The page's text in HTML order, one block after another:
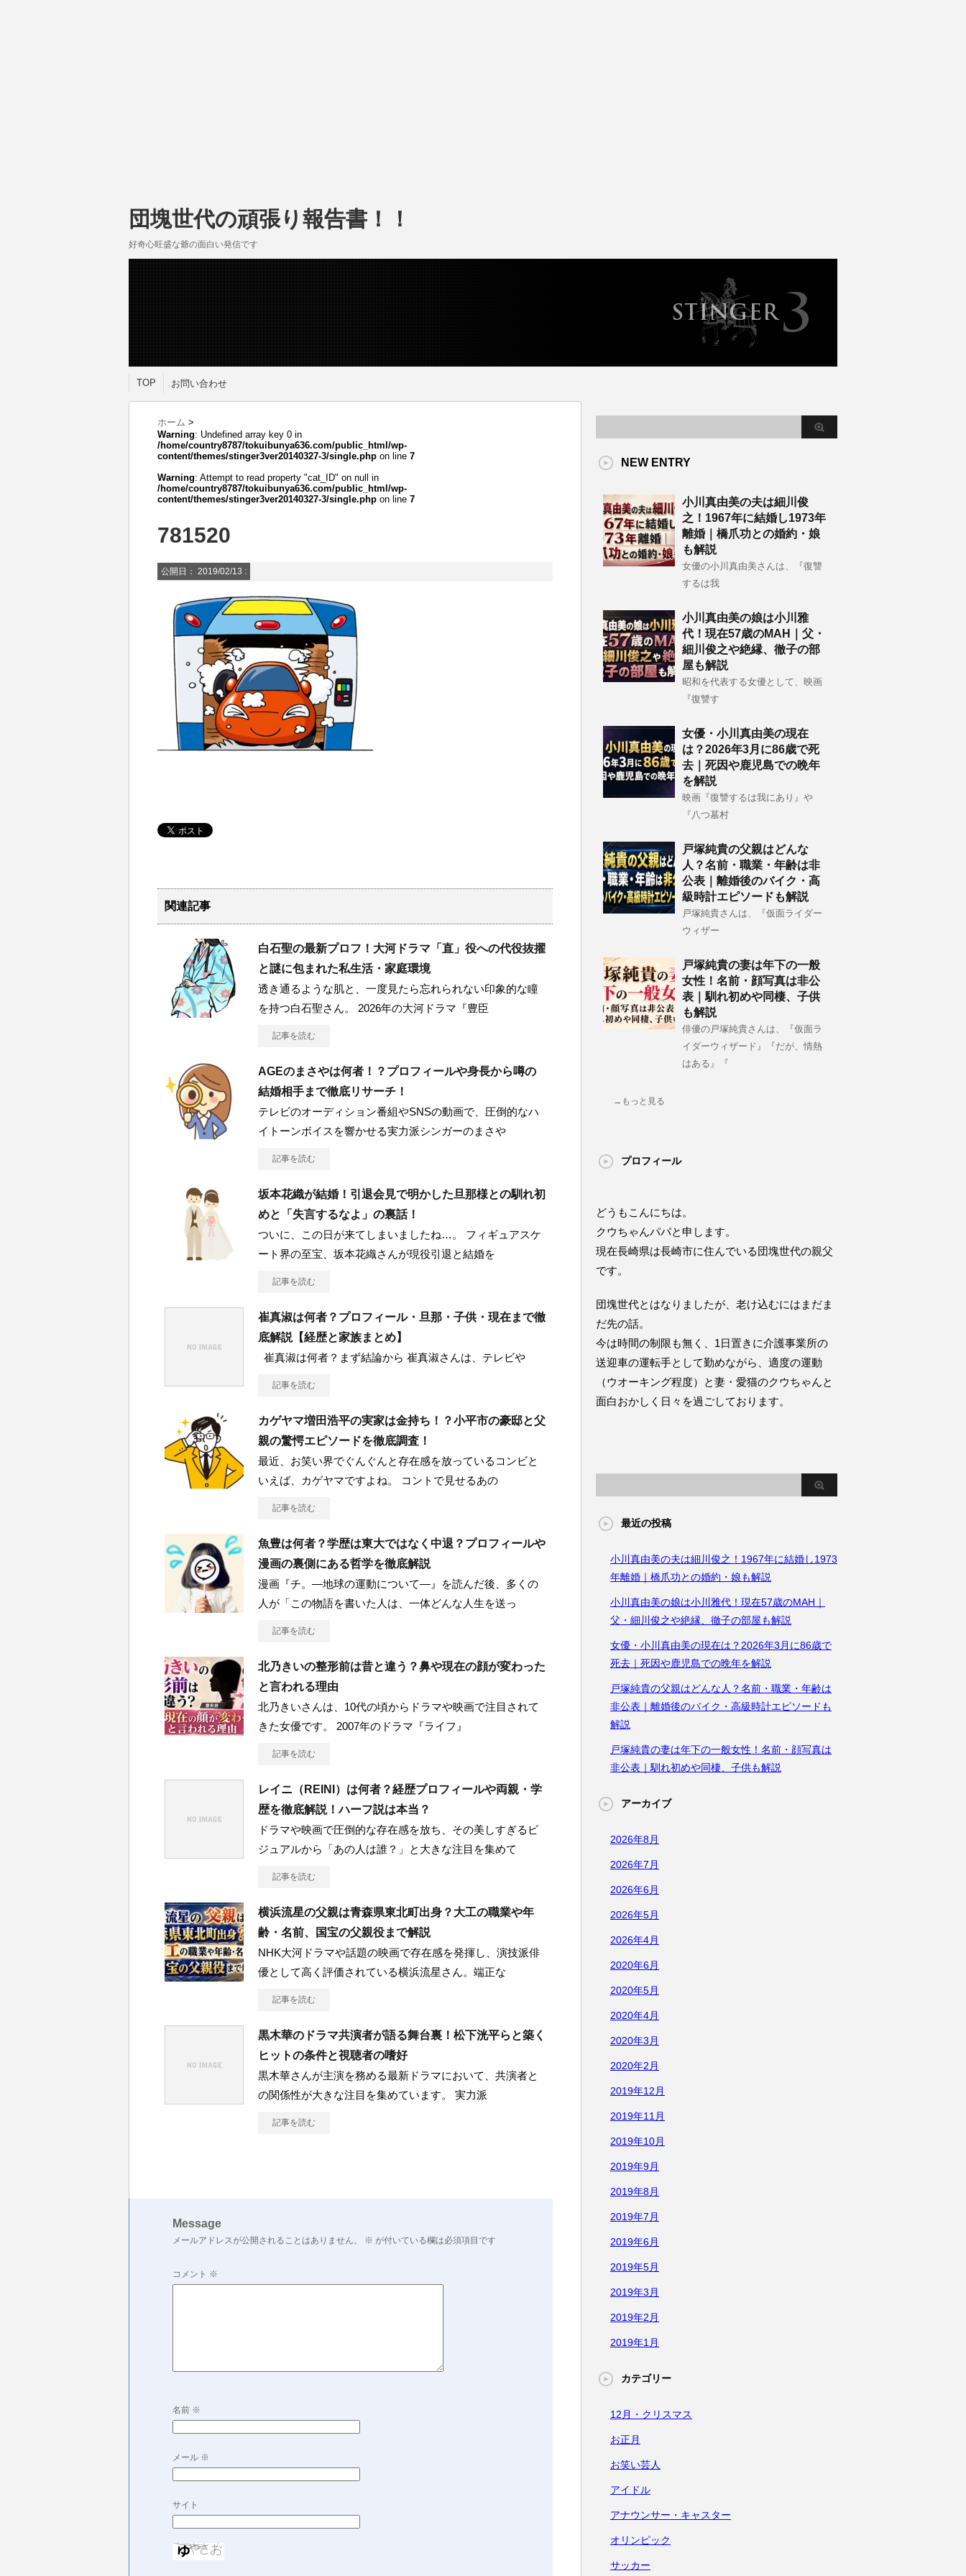
団塊世代の頑張り報告書！！
好奇心旺盛な爺の面白い発信です
TOP お問い合わせ
ホーム >
Warning: Undefined array key 0 in
/home/country8787/tokuibunya636.com/public_html/wp-
content/themes/stinger3ver20140327-3/single.php on line 7
Warning: Attempt to read property "cat_ID" on null in
/home/country8787/tokuibunya636.com/public_html/wp-
content/themes/stinger3ver20140327-3/single.php on line 7
781520
公開日： 2019/02/13 :
関連記事
白石聖の最新プロフ！大河ドラマ「直」役への代役抜擢
と謎に包まれた私生活・家庭環境
透き通るような肌と、一度見たら忘れられない印象的な瞳
を持つ白石聖さん。 2026年の大河ドラマ『豊臣
記事を読む
AGEのまさやは何者！？プロフィールや身長から噂の
結婚相手まで徹底リサーチ！
テレビのオーディション番組やSNSの動画で、圧倒的なハ
イトーンボイスを響かせる実力派シンガーのまさや
記事を読む
坂本花織が結婚！引退会見で明かした旦那様との馴れ初
めと「失言するなよ」の裏話！
ついに、この日が来てしまいましたね…。 フィギュアスケ
ート界の至宝、坂本花織さんが現役引退と結婚を
記事を読む
崔真淑は何者？プロフィール・旦那・子供・現在まで徹
底解説【経歴と家族まとめ】
崔真淑は何者？まず結論から 崔真淑さんは、テレビや
記事を読む
カゲヤマ増田浩平の実家は金持ち！？小平市の豪邸と父
親の驚愕エピソードを徹底調査！
最近、お笑い界でぐんぐんと存在感を放っているコンビと
いえば、カゲヤマですよね。 コントで見せるあの
記事を読む
魚豊は何者？学歴は東大ではなく中退？プロフィールや
漫画の裏側にある哲学を徹底解説
漫画『チ。―地球の運動について―』を読んだ後、多くの
人が「この物語を書いた人は、一体どんな人生を送っ
記事を読む
北乃きいの整形前は昔と違う？鼻や現在の顔が変わった
と言われる理由
北乃きいさんは、10代の頃からドラマや映画で注目されて
きた女優です。 2007年のドラマ『ライフ』
記事を読む
レイニ（REINI）は何者？経歴プロフィールや両親・学
歴を徹底解説！ハーフ説は本当？
ドラマや映画で圧倒的な存在感を放ち、その美しすぎるビ
ジュアルから「あの人は誰？」と大きな注目を集めて
記事を読む
横浜流星の父親は青森県東北町出身？大工の職業や年
齢・名前、国宝の父親役まで解説
NHK大河ドラマや話題の映画で存在感を発揮し、演技派俳
優として高く評価されている横浜流星さん。端正な
記事を読む
黒木華のドラマ共演者が語る舞台裏！松下洸平らと築く
ヒットの条件と視聴者の嗜好
黒木華さんが主演を務める最新ドラマにおいて、共演者と
の関係性が大きな注目を集めています。 実力派
記事を読む
Message
メールアドレスが公開されることはありません。 ※ が付いている欄は必須項目です
コメント ※
名前 ※
メール ※
サイト
NEW ENTRY
小川真由美の夫は細川俊
之！1967年に結婚し1973年
離婚｜橋爪功との婚約・娘
も解説
女優の小川真由美さんは、『復讐
するは我
小川真由美の娘は小川雅
代！現在57歳のMAH｜父・
細川俊之や絶縁、徹子の部
屋も解説
昭和を代表する女優として、映画
『復讐す
女優・小川真由美の現在
は？2026年3月に86歳で死
去｜死因や鹿児島での晩年
を解説
映画『復讐するは我にあり』や
『八つ墓村
戸塚純貴の父親はどんな
人？名前・職業・年齢は非
公表｜離婚後のバイク・高
級時計エピソードも解説
戸塚純貴さんは、『仮面ライダー
ウィザー
戸塚純貴の妻は年下の一般
女性！名前・顔写真は非公
表｜馴れ初めや同棲、子供
も解説
俳優の戸塚純貴さんは、『仮面ラ
イダーウィザード』『だが、情熱
はある』『
→もっと見る
プロフィール
どうもこんにちは。
クウちゃんパパと申します。
現在長崎県は長崎市に住んでいる団塊世代の親父
です。
団塊世代とはなりましたが、老け込むにはまだま
だ先の話。
今は時間の制限も無く、1日置きに介護事業所の
送迎車の運転手として勤めながら、適度の運動
（ウオーキング程度）と妻・愛猫のクウちゃんと
面白おかしく日々を過ごしております。
最近の投稿
小川真由美の夫は細川俊之！1967年に結婚し1973
年離婚｜橋爪功との婚約・娘も解説
小川真由美の娘は小川雅代！現在57歳のMAH｜
父・細川俊之や絶縁、徹子の部屋も解説
女優・小川真由美の現在は？2026年3月に86歳で
死去｜死因や鹿児島での晩年を解説
戸塚純貴の父親はどんな人？名前・職業・年齢は
非公表｜離婚後のバイク・高級時計エピソードも
解説
戸塚純貴の妻は年下の一般女性！名前・顔写真は
非公表｜馴れ初めや同棲、子供も解説
アーカイブ
2026年8月
2026年7月
2026年6月
2026年5月
2026年4月
2020年6月
2020年5月
2020年4月
2020年3月
2020年2月
2019年12月
2019年11月
2019年10月
2019年9月
2019年8月
2019年7月
2019年6月
2019年5月
2019年3月
2019年2月
2019年1月
カテゴリー
12月・クリスマス
お正月
お笑い芸人
アイドル
アナウンサー・キャスター
オリンピック
サッカー